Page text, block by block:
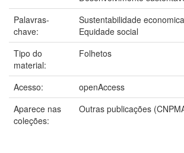
Palavras-
chave:
Sustentabilidade economica
Equidade social
Tipo do
material:
Folhetos
Acesso:
openAccess
Aparece nas
coleções:
Outras publicações